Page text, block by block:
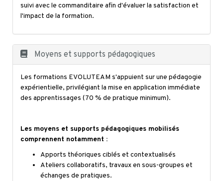
suivi avec le commanditaire afin d'évaluer la satisfaction et
l'impact de la formation.
Moyens et supports pédagogiques
Les formations EVOLUTEAM s'appuient sur une pédagogie
expérientielle, privilégiant la mise en application immédiate
des apprentissages (70 % de pratique minimum).
Les moyens et supports pédagogiques mobilisés
comprennent notamment :
Apports théoriques ciblés et contextualisés
Ateliers collaboratifs, travaux en sous-groupes et
échanges de pratiques.